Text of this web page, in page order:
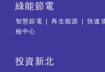
綠能節電
智慧節電 再生能源 快速
檢中心
投資新北